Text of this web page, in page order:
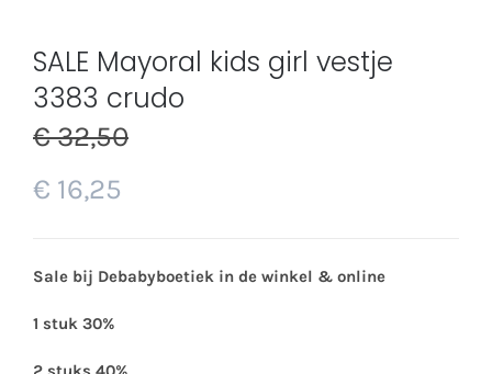
SALE Mayoral kids girl vestje
3383 crudo
€32,50
€ 16,25
Sale bij Debabyboetiek in de winkel & online
1 stuk 30%